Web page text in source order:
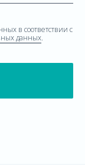
в соответствии с
данных.